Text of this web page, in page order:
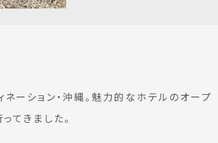
ーション・沖縄。魅力的なホテルのオープ
てきました。